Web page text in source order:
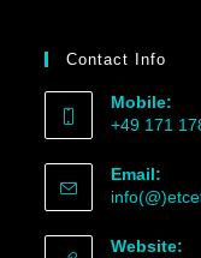
Contact Info
Mobile:
+49 171
Email:
Website: